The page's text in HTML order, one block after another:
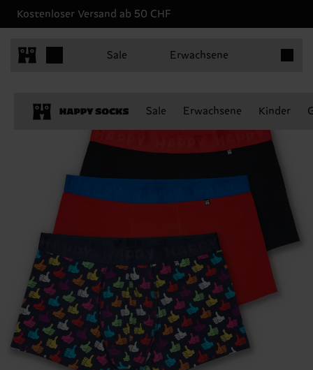
Kostenloser Versand ab 50 CHF
Sale Erwachsene
Sale Erwachsene Kinder